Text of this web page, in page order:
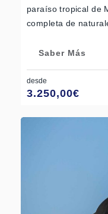
paraíso tropical de
completa de
Saber Más
desde
3.250,00€